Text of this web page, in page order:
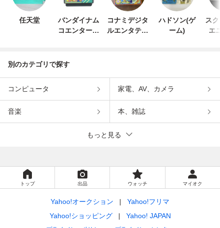
任天堂
バンダイナム
コエンターテ
コナミデジタ
ルエンタテイ
ハドソン(ゲ
ーム)
ス
エ
別のカテゴリで探す
コンピュータ 家電、AV、カメラ
音楽 本、雑誌
もっと見る
トップ 出品 ウォッチ マイオク
Yahoo!オークション
Yahoo!フリマ
Yahoo!ショッピング
Yahoo! JAPAN